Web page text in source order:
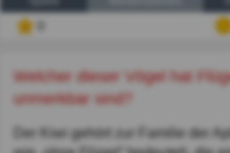
Welcher dieser Vögel hat Flügel, die ganz
unmerkbar sind?
Der Kiwi gehört zur Familie der